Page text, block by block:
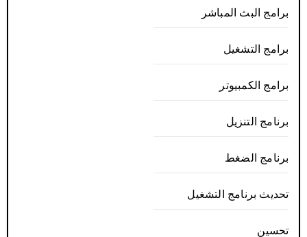
برامج البث المباشر
برامج التشغيل
برامج الكمبيوتر
برنامج التنزيل
برنامج الضغط
تحديث برنامج التشغيل
تحسين